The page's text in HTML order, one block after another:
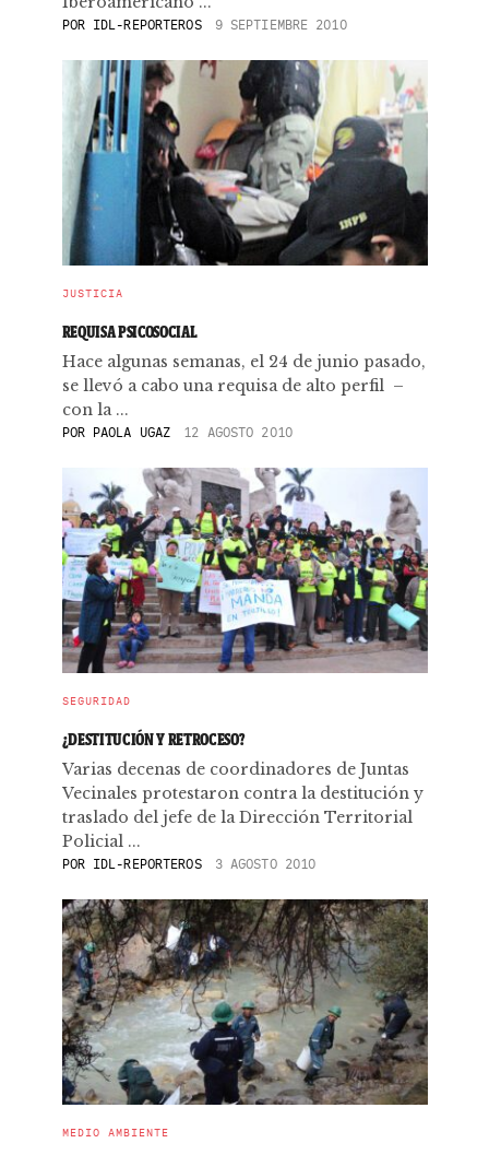
POR IDL-REPORTEROS 9 SEPTIEMBRE 2010
JUSTICIA
REQUISA PSICOSOCIAL
Hace algunas semanas, el 24 de junio pasado,
se llevó a cabo una requisa de alto perfil –
con la ...
PORPAOLA UGAZ 12 AGOSTO 2010
SEGURIDAD
¿DESTITUCIÓN Y RETROCESO?
Varias decenas de coordinadores de Juntas
Vecinales protestaron contra la destitución y
traslado del jefe de la Dirección Territorial
Policial ...
POR IDL-REPORTEROS 3 AGOSTO 2010
MEDIO AMBIENTE